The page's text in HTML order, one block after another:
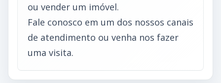
ou vender um imóvel.
Fale conosco em um dos nossos canais
de atendimento ou venha nos fazer
uma visita.